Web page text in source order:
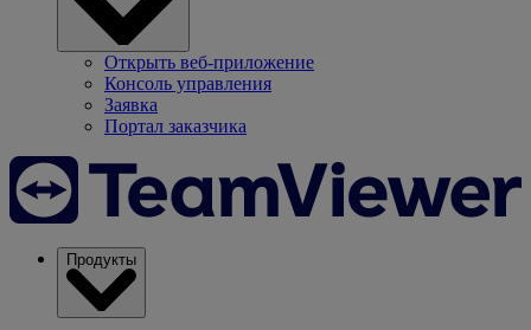
Открыть веб-приложение
Консоль управления
Заявка
Портал заказчика
Продукты